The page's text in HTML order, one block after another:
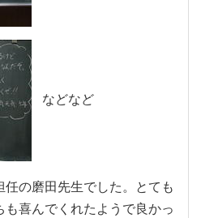
などなど
の磨田先生でした。とても
喜んでくれたようで良かっ